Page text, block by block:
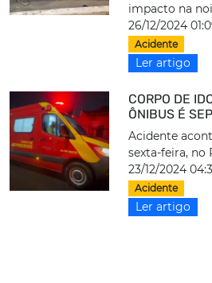
impacto na
26/12/2024
Acidente
Ler artigo
CORPO DE
ÔNIBUS É
Acidente
sexta-feira, no
23/12/2024
Acidente
Ler artigo